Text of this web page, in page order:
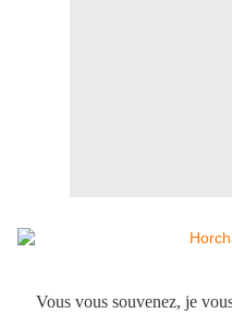
Vous vous souvenez, je